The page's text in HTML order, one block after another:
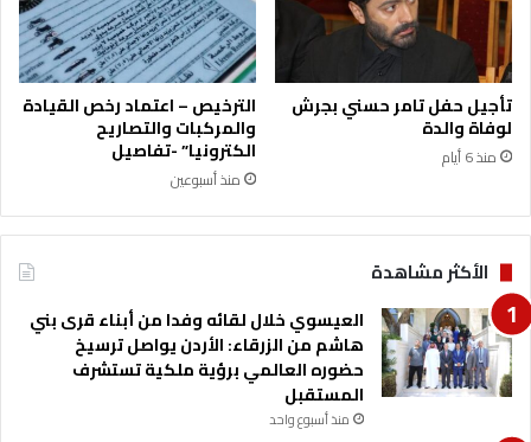
تأجيل حفل تامر حسني بجرش
لوفاة والدة
منذ 6 أيام
الترخيص – اعتماد رخص القيادة
والمركبات والتصاريح
الكترونيا” -تفاصيل
منذ أسبوعين
الأكثر مشاهدة
العيسوي خلال لقائه وفدا من أبناء قرى بني
هاشم من الزرقاء: الأردن يواصل ترسيخ
حضوره العالمي برؤية ملكية تستشرف
المستقبل
منذ أسبوع واحد